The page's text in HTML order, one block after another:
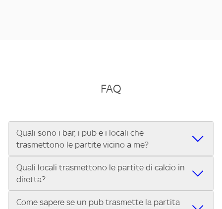
FAQ
Quali sono i bar, i pub e i locali che
trasmettono le partite vicino a me?
Se cerchi un bar, pub, ristorante o locale vicino a te per
vedere le partite di Serie A ENILIVE, la Serie C Sky Wifi, la
UEFA Champions League, la UEFA Europa League, la UEFA
Conference League, il Tennis, la Formula 1®, la MotoGP™ e
Quali locali trasmettono le partite di calcio in
diretta?
Vuoi sapere quali bar, pub o ristoranti mostrano le partite
Come sapere se un pub trasmette la partita